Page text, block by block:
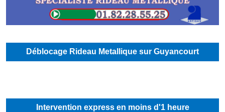
Déblocage Rideau Metallique sur Guyancourt
Intervention express en moins d'1 heure